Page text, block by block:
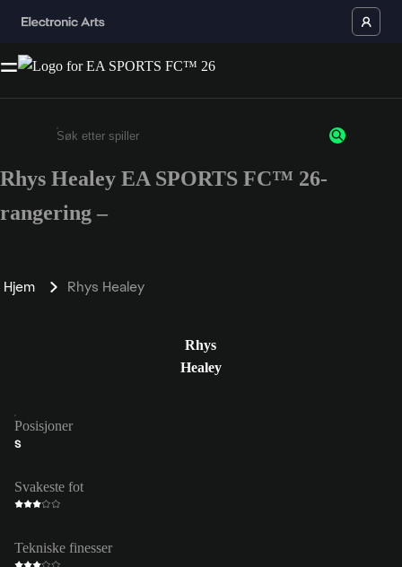
Enter a minimum of 3 characters or numbers
Rhys Healey EA SPORTS FC™ 26-
rangering –
Hjem Rhys Healey
Rhys
Healey
Posisjoner
S
Svakeste fot
Tekniske finesser